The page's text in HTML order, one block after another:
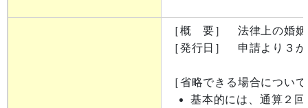
［概 要］ 法律上の婚姻
［発行日］ 申請より３
［省略できる場合につい
基本的には、通算２